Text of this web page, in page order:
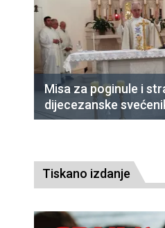
Misa za poginule i
dijecezanske
Tiskano izdanje